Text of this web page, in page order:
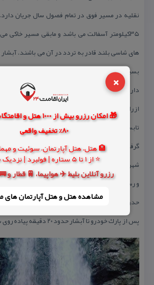
×
🎁 امکان رزرو بیش از 1000
80% تخفیف واقعی
🏨 هتل، هتل آپارتمان، سوئیت و
⭐ از 1 تا 5 ستاره | فولبرد | نزدیک حرم
رزرو آنلاین بلیط ✈️ هواپیما، 🚆 قطار و
مشاهده هتل و هتل‌ آپارتمان
نقلیه در مسیر فوق در تمام فصول سال جریان
۳۵كیلومتر آسفالت می باشد و مابقی مسیر خاكی
های شاسی بلند قادر به تردد در آن می باشند.
بسیاز زیبا در سه طبقه در كنار روستائی به همین
دارد . برای رسیدن به هر آبشار راههای متفاوتی
ازراهنمایان محلی برای رسیدن به آبشارها
تابستان اهالی روستا از كنار رودخانه تا آبشار را
گرفتن مسیر طناب و ادامه آن می توان به آبشار
شهر تالش و حركت به سمت كوهپایه و گذر از روستا
و رسیدن به سه
حدود ۲/۵ كیلومتر می باشد كه كل مسیر
پس از پارك خودرو تا آبشار حدود ۲۰ دقیقه پیاده روی سبك وجود دارد.